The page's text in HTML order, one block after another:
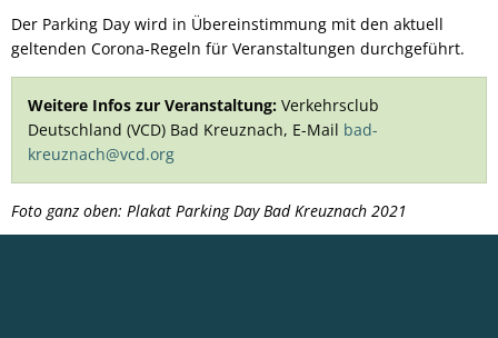
Der Parking Day wird in Übereinstimmung mit den aktuell
geltenden Corona-Regeln für Veranstaltungen durchgeführt.
Weitere Infos zur Veranstaltung: Verkehrsclub
Deutschland (VCD) Bad Kreuznach, E-Mail bad-
kreuznach@vcd.org
Foto ganz oben: Plakat Parking Day Bad Kreuznach 2021